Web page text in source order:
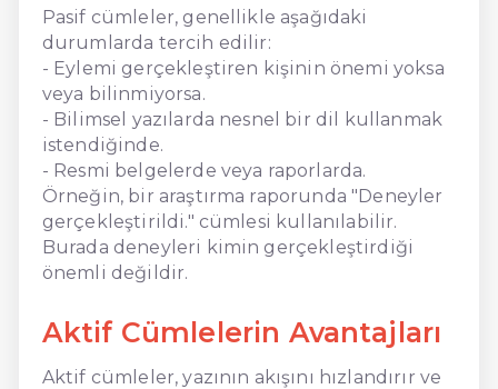
Pasif cümleler, genellikle aşağıdaki
durumlarda tercih edilir:
- Eylemi gerçekleştiren kişinin önemi yoksa
veya bilinmiyorsa.
- Bilimsel yazılarda nesnel bir dil kullanmak
istendiğinde.
- Resmi belgelerde veya raporlarda.
Örneğin, bir araştırma raporunda "Deneyler
gerçekleştirildi." cümlesi kullanılabilir.
Burada deneyleri kimin gerçekleştirdiği
önemli değildir.
Aktif Cümlelerin Avantajları
Aktif cümleler, yazının akışını hızlandırır ve